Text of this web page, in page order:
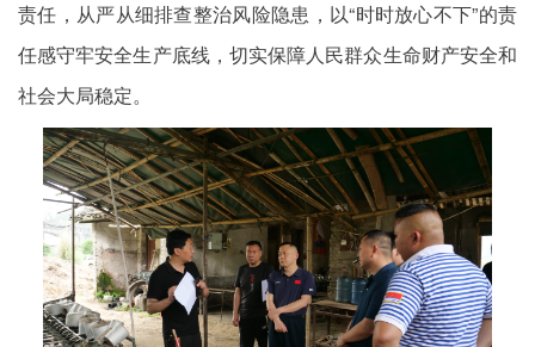
责任，从严从细排查整治风险隐患，以“时时放心不下”的责
任感守牢安全生产底线，切实保障人民群众生命财产安全和
社会大局稳定。